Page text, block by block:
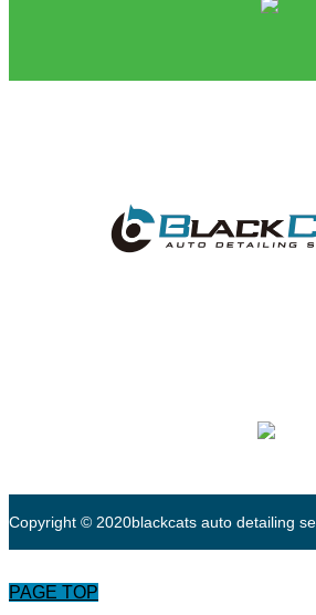
Copyright © 2020blackcats auto detailing
PAGE TOP